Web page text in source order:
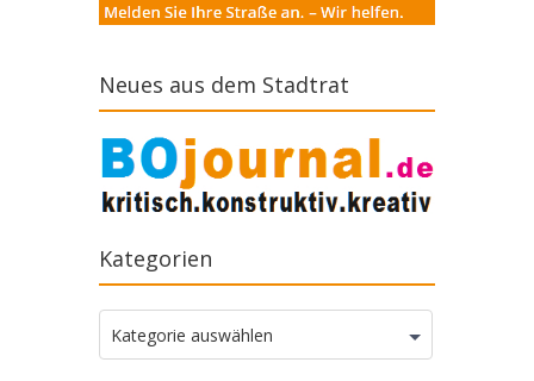
Neues aus dem Stadtrat
Kategorien
Kategorien
Kategorie auswählen